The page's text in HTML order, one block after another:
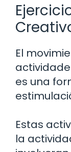
El
es una
Estas
la